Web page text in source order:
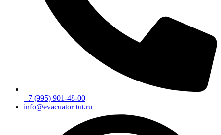
+7 (995) 901-48-00
info@evacuator-tut.ru